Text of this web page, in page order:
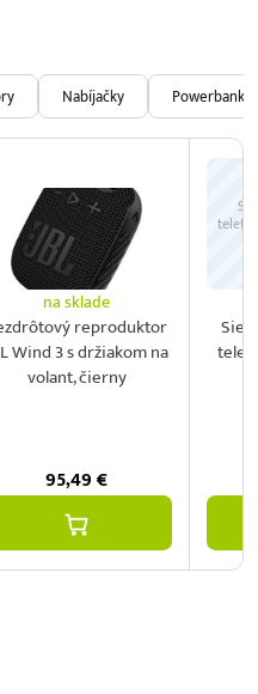
Nabíjačky Powerbanky
na sklade
reproduktor
Wind 3 s držiakom na
volant, čierny
95,49€